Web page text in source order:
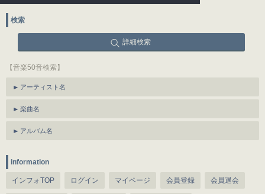
検索
詳細検索
【音楽50音検索】
アーティスト名
楽曲名
アルバム名
information
インフォTOP ログイン マイページ 会員登録 会員退会